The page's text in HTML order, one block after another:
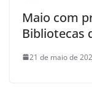
Maio com
Bibliotecas
21 de maio de